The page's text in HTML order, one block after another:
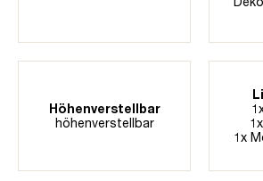
Höhenverstellbar
höhenverstellbar
1x